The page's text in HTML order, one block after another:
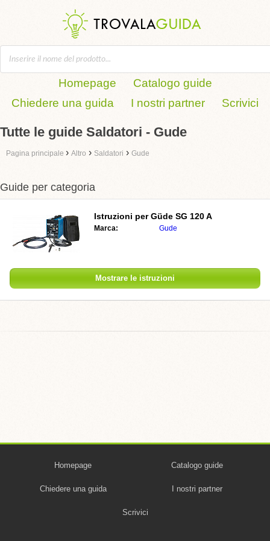
Homepage
Catalogo guide
Chiedere una guida
I nostri partner Scrivici
Tutte le guide Saldatori - Gude
Pagina principale › Altro › Saldatori › Gude
Guide per categoria
Istruzioni perGüde SG 120 A
Marca: Gude
Mostrare le istruzioni
Homepage Catalogo guide
Chiedere una guida I nostri partner
Scrivici